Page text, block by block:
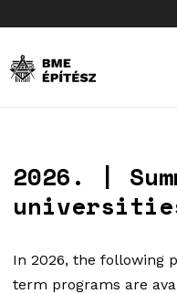
2026. |
In 2026, the following
term programs are